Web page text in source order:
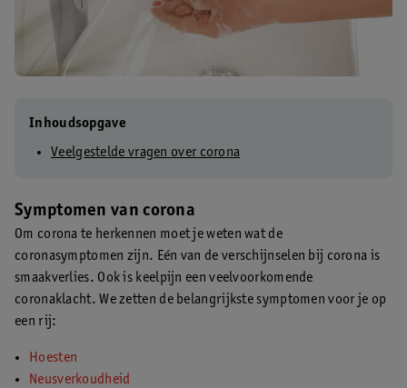
Inhoudsopgave
Veelgestelde vragen over corona
Symptomen van corona
Om corona te herkennen moet je weten wat de
coronasymptomen zijn. Eén van de verschijnselen bij corona is
smaakverlies. Ook is keelpijn een veelvoorkomende
coronaklacht. We zetten de belangrijkste symptomen voor je op
een rij:
Hoesten
Neusverkoudheid